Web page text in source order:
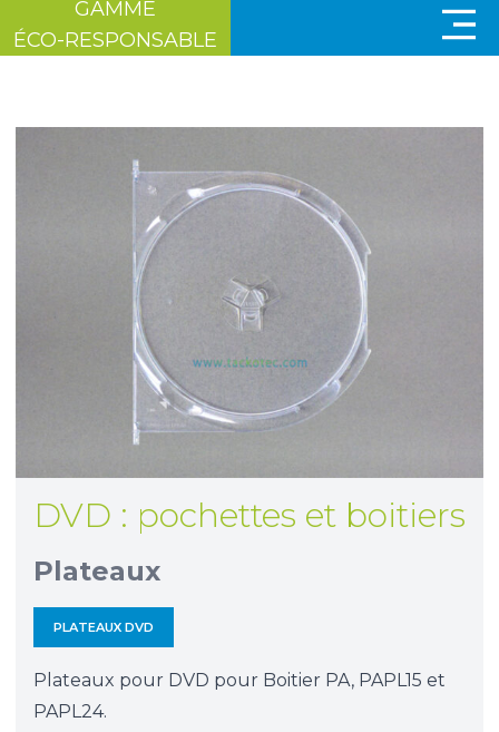
GAMME
ÉCO-RESPONSABLE
DVD : pochettes et boitiers
Plateaux
PLATEAUX DVD
Plateaux pour DVD pour Boitier PA, PAPL15 et
PAPL24.